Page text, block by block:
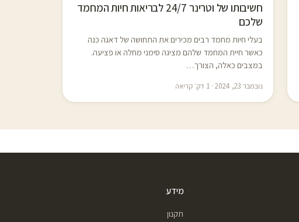
חשיבותו של וטרינר 24/7 לבריאות חיות המחמד
שלכם
בעלי חיות מחמד רבים מכירים את התחושה של דאגה כנה
כאשר חיית המחמד שלהם מציגה סימני מחלה או פציעה.
במצבים כאלה, הצורך…
נובמבר 23, 2024 · 1 דק׳ קריאה
מידע
תקנון